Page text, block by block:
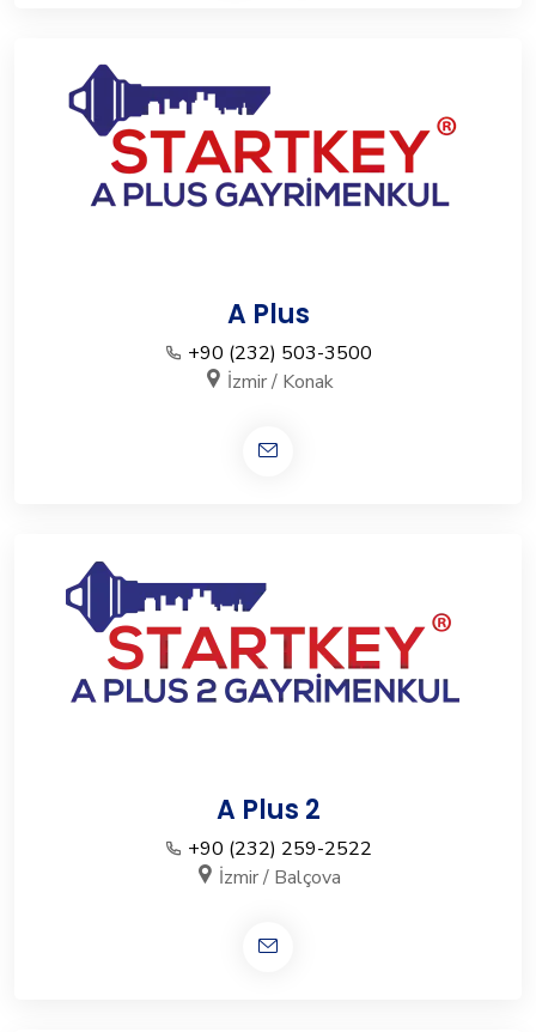
A Plus
+90 (232) 503-3500
İzmir / Konak
A Plus 2
+90 (232) 259-2522
İzmir / Balçova